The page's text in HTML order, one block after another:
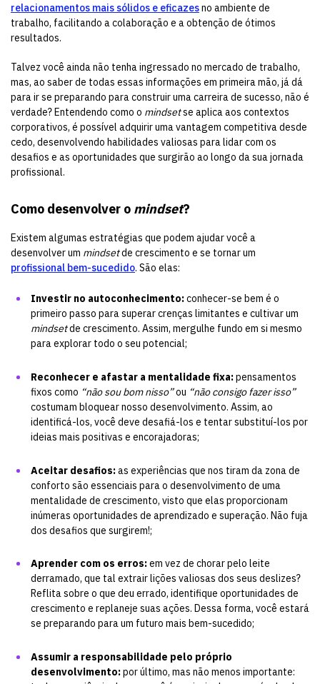
relacionamentos mais sólidos e eficazesno ambiente de
trabalho, facilitando a colaboração e a obtenção de ótimos
resultados.
Talvez você ainda não tenha ingressado no mercado de trabalho,
mas, ao saber de todas essas informações em primeira mão, já dá
para ir se preparando para construir uma carreira de sucesso, não é
verdade? Entendendo como o mindsetse aplica aos contextos
corporativos, é possível adquirir uma vantagem competitiva desde
cedo, desenvolvendo habilidades valiosas para lidar com os
desafios e as oportunidades que surgirão ao longo da sua jornada
profissional.
Como desenvolver o mindset?
Existem algumas estratégias que podem ajudar você a
desenvolver um mindsetde crescimento e se tornar um
profissional bem-sucedido. São elas:
Investir no autoconhecimento:conhecer-se bem é o
primeiro passo para superar crenças limitantes e cultivar um
mindsetde crescimento. Assim, mergulhe fundo em si mesmo
para explorar todo o seu potencial;
Reconhecer e afastar a mentalidade fixa:pensamentos
fixos como “não sou bom nisso”ou “não consigo fazer isso”
costumam bloquear nosso desenvolvimento. Assim, ao
identificá-los, você deve desafiá-los e tentar substituí-los por
ideias mais positivas e encorajadoras;
Aceitar desafios:as experiências que nos tiram da zona de
conforto são essenciais para o desenvolvimento de uma
mentalidade de crescimento, visto que elas proporcionam
inúmeras oportunidades de aprendizado e superação. Não fuja
dos desafios que surgirem!;
Aprender com os erros:em vez de chorar pelo leite
derramado, que tal extrair lições valiosas dos seus deslizes?
Reflita sobre o que deu errado, identifique oportunidades de
crescimento e replaneje suas ações. Dessa forma, você estará
se preparando para um futuro mais bem-sucedido;
Assumir a responsabilidade pelo próprio
desenvolvimento:por último, mas não menos importante: